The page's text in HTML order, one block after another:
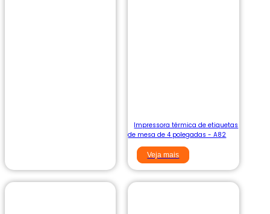
Impressora térmica de etiquetas
de mesa de 4 polegadas - A82
Veja mais